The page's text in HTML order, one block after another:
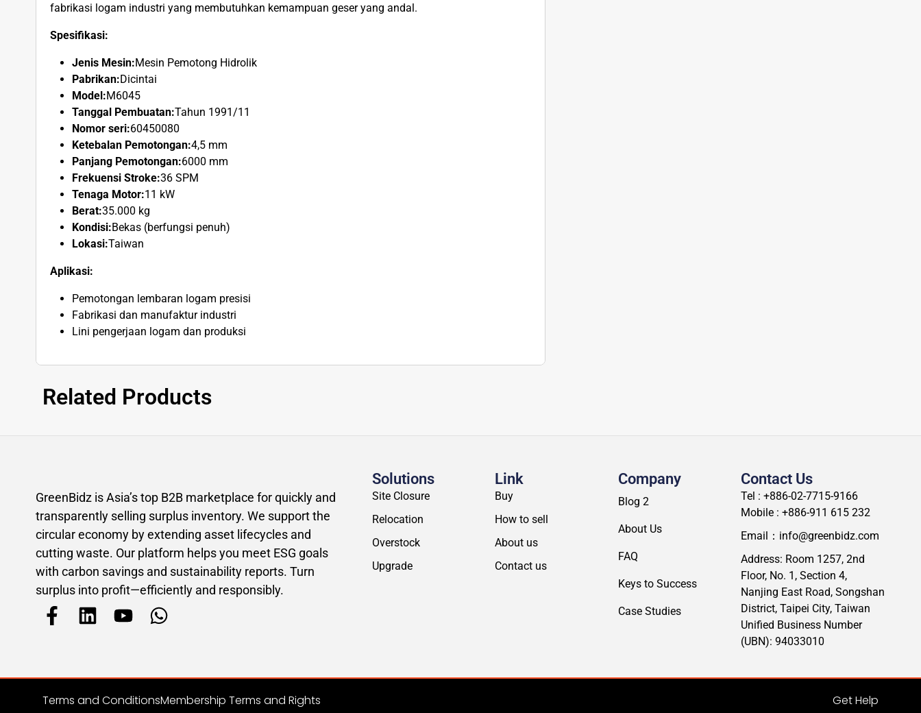
fabrikasi logam industri yang membutuhkan kemampuan geser yang andal.
Spesifikasi:
Jenis Mesin:Mesin Pemotong Hidrolik
Pabrikan:Dicintai
Model:M6045
Tanggal Pembuatan:Tahun 1991/11
Nomor seri:60450080
Ketebalan Pemotongan:4,5 mm
Panjang Pemotongan:6000 mm
Frekuensi Stroke:36 SPM
Tenaga Motor:11 kW
Berat:35.000 kg
Kondisi:Bekas (berfungsi penuh)
Lokasi:Taiwan
Aplikasi:
Pemotongan lembaran logam presisi
Fabrikasi dan manufaktur industri
Lini pengerjaan logam dan produksi
Related Products
GreenBidz is Asia’s top B2B marketplace for quickly and
transparently selling surplus inventory. We support the
circular economy by extending asset lifecycles and
cutting waste. Our platform helps you meet ESG goals
with carbon savings and sustainability reports. Turn
surplus into profit—efficiently and responsibly.
Solutions
Site Closure
Relocation
Overstock
Upgrade
Link
Buy
How to sell
About us
Contact us
Company
Blog 2
About Us
FAQ
Keys to Success
Case Studies
Contact Us
Tel : +886-02-7715-9166
Mobile : +886-911 615 232
Email：info@greenbidz.com
Address: Room 1257, 2nd
Floor, No. 1, Section 4,
Nanjing East Road, Songshan
District, Taipei City, Taiwan
Unified Business Number
(UBN): 94033010
Terms and ConditionsMembership Terms and Rights Get Help